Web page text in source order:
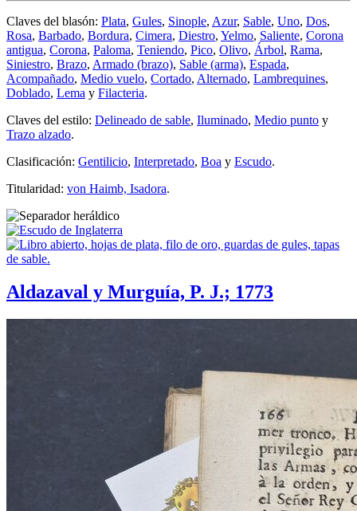
Claves del blasón: Plata, Gules, Sinople, Azur, Sable, Uno, Dos,
Rosa, Barbado, Bordura, Cimera, Diestro, Yelmo, Saliente, Corona
antigua, Corona, Paloma, Teniendo, Pico, Olivo, Árbol, Rama,
Siniestro, Brazo, Armado (brazo), Sable (arma), Espada,
Acompañado, Medio vuelo, Cortado, Alternado, Lambrequines,
Doblado, Lema y Filacteria.
Claves del estilo: Delineado de sable, Iluminado, Medio punto y
Trazo alzado.
Clasificación: Gentilicio, Interpretado, Boa y Escudo.
Titularidad: von Haimb, Isadora.
Aldazaval y Murguía, P. J.; 1773